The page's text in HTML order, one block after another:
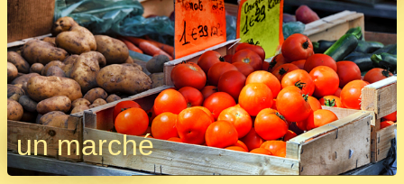
un marché